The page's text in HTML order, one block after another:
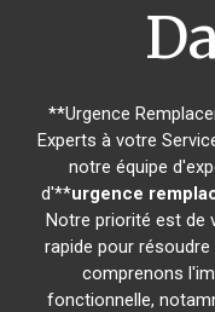
**Urgence
Experts à votre
notre équipe
d'**urgence
Notre priorité est de
rapide pour
comprenons
fonctionnelle,